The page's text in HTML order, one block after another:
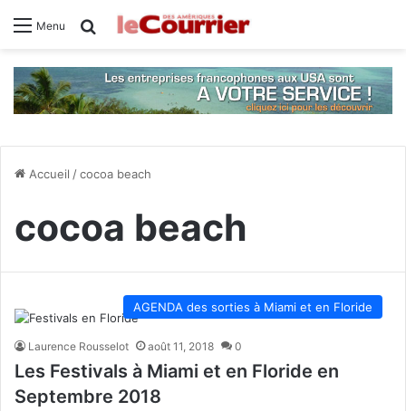
Menu Rechercher
Accueil /cocoa beach
cocoa beach
AGENDA des sorties à Miami et en Floride
Laurence Rousselot août 11, 2018 0
Les Festivals à Miami et en Floride en
Septembre 2018